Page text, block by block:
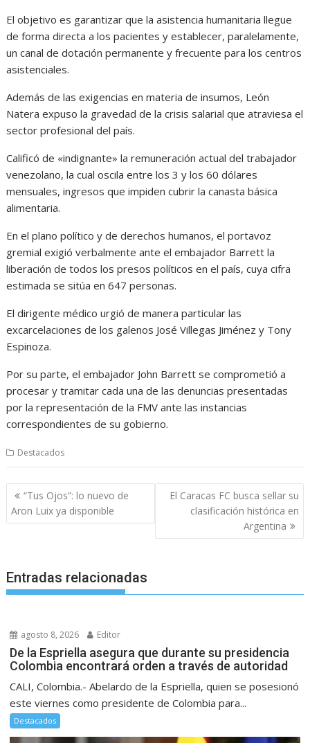
El objetivo es garantizar que la asistencia humanitaria llegue
de forma directa a los pacientes y establecer, paralelamente,
un canal de dotación permanente y frecuente para los centros
asistenciales.
Además de las exigencias en materia de insumos, León
Natera expuso la gravedad de la crisis salarial que atraviesa el
sector profesional del país.
Calificó de «indignante» la remuneración actual del trabajador
venezolano, la cual oscila entre los 3 y los 60 dólares
mensuales, ingresos que impiden cubrir la canasta básica
alimentaria.
En el plano político y de derechos humanos, el portavoz
gremial exigió verbalmente ante el embajador Barrett la
liberación de todos los presos políticos en el país, cuya cifra
estimada se sitúa en 647 personas.
El dirigente médico urgió de manera particular las
excarcelaciones de los galenos José Villegas Jiménez y Tony
Espinoza.
Por su parte, el embajador John Barrett se comprometió a
procesar y tramitar cada una de las denuncias presentadas
por la representación de la FMV ante las instancias
correspondientes de su gobierno.
Destacados
Navegación
de
entradas
“Tus Ojos”: lo nuevo de
Aron Luix ya disponible
El Caracas FC busca sellar su
clasificación histórica en
Argentina
Entradas relacionadas
agosto 8, 2026 Editor
De la Espriella asegura que durante su presidencia
Colombia encontrará orden a través de autoridad
CALI, Colombia.- Abelardo de la Espriella, quien se posesionó
este viernes como presidente de Colombia para...
Destacados